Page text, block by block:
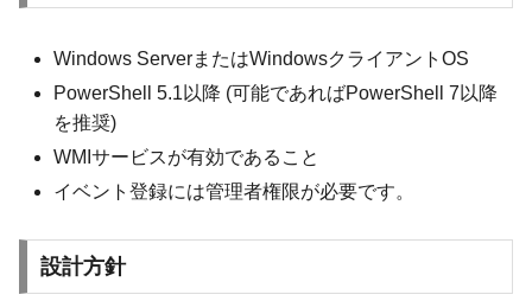
Windows ServerまたはWindowsクライアントOS
PowerShell 5.1以降 (可能であればPowerShell 7以降
を推奨)
WMIサービスが有効であること
イベント登録には管理者権限が必要です。
設計方針